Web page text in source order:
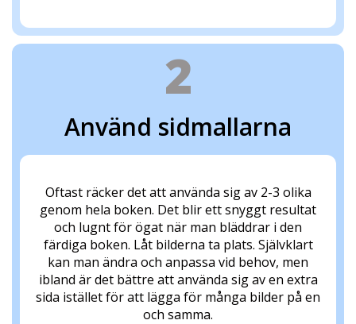
2
Använd sidmallarna
Oftast räcker det att använda sig av 2-3 olika
genom hela boken. Det blir ett snyggt resultat
och lugnt för ögat när man bläddrar i den
färdiga boken. Låt bilderna ta plats. Självklart
kan man ändra och anpassa vid behov, men
ibland är det bättre att använda sig av en extra
sida istället för att lägga för många bilder på en
och samma.